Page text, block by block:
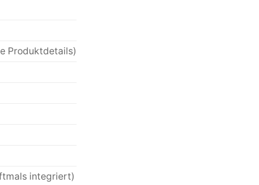
Produktdetails)
integriert)